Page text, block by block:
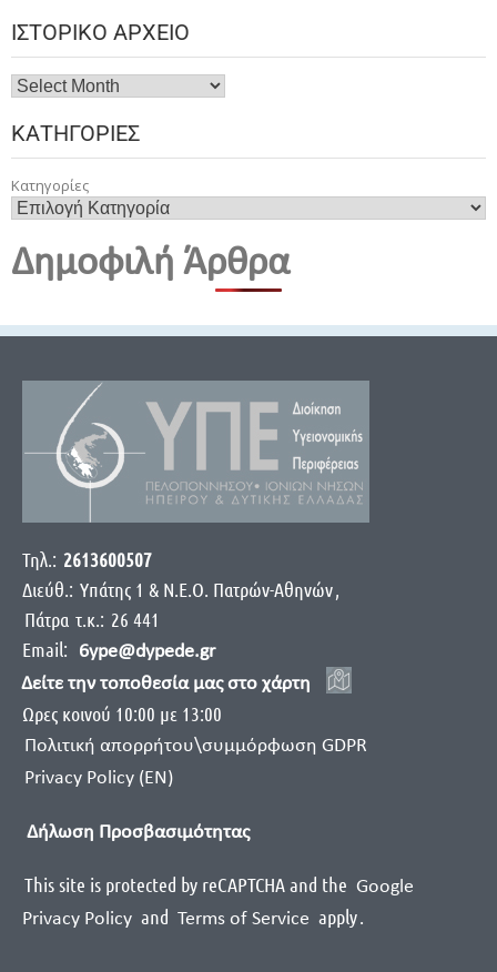
ΙΣΤΟΡΙΚΌ ΑΡΧΕΊΟ
ΚΑΤΗΓΟΡΊΕΣ
Κατηγορίες
Δημοφιλή Άρθρα
Τηλ.: 2613600507
Διεύθ.: Yπάτης 1 & Ν.Ε.Ο. Πατρών-Αθηνών,
Πάτρα τ.κ.: 26 441
Email:
6ype@dypede.gr
Δείτε την τοποθεσία μας στο χάρτη
Ωρες κοινού 10:00 με 13:00
Πολιτική απορρήτου\συμμόρφωση GDPR
Privacy Policy (EN)
Δήλωση Προσβασιμότητας
This site is protected by reCAPTCHA and the Google
Privacy Policy and Terms of Service apply.